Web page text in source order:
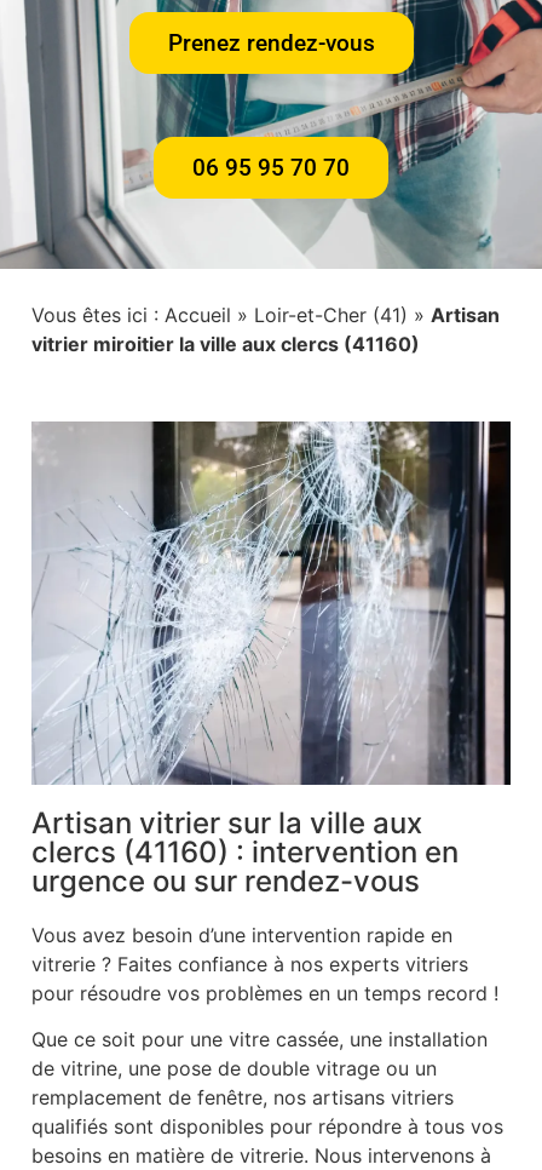
Prenez rendez-vous
06 95 95 70 70
Vous êtes ici : Accueil » Loir-et-Cher (41) » Artisan
vitrier miroitier la ville aux clercs (41160)
Artisan vitrier sur la ville aux
clercs (41160) : intervention en
urgence ou sur rendez-vous
Vous avez besoin d’une intervention rapide en
vitrerie ? Faites confiance à nos experts vitriers
pour résoudre vos problèmes en un temps record !
Que ce soit pour une vitre cassée, une installation
de vitrine, une pose de double vitrage ou un
remplacement de fenêtre, nos artisans vitriers
qualifiés sont disponibles pour répondre à tous vos
besoins en matière de vitrerie. Nous intervenons à